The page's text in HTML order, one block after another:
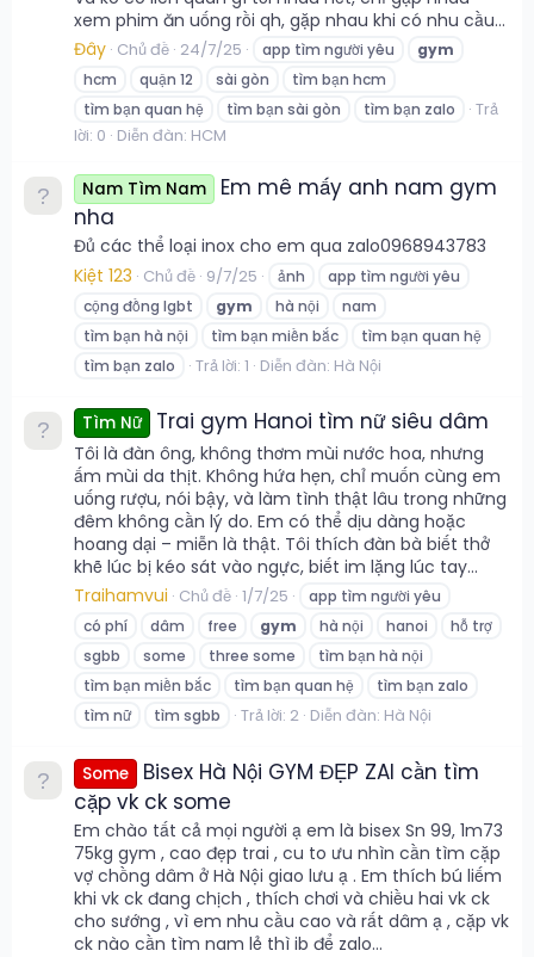
xem phim ăn uống rồi qh, gặp nhau khi có nhu cầu...
Đây Chủ đề 24/7/25 app tìm người yêu
gym
hcm
quận 12 sài gòn
tìm bạn hcm
tìm bạn quan hệ
tìm bạn sài gòn tìm bạn zalo
Trả
lời: 0 Diễn đàn: HCM
Nam Tìm Nam
Em mê mấy anh nam gym
nha
Đủ các thể loại inox cho em qua zalo0968943783
Kiệt 123 Chủ đề 9/7/25 ảnh
app tìm người yêu
cộng đồng lgbt
gym hà nội
nam
tìm bạn hà nội
tìm bạn miền bắc
tìm bạn quan hệ
tìm bạn zalo
Trả lời: 1 Diễn đàn: Hà Nội
Tìm Nữ Trai gym Hanoi tìm nữ siêu dâm
Tôi là đàn ông, không thơm mùi nước hoa, nhưng
ấm mùi da thịt. Không hứa hẹn, chỉ muốn cùng em
uống rượu, nói bậy, và làm tình thật lâu trong những
đêm không cần lý do. Em có thể dịu dàng hoặc
hoang dại – miễn là thật. Tôi thích đàn bà biết thở
khẽ lúc bị kéo sát vào ngực, biết im lặng lúc tay...
Traihamvui Chủ đề 1/7/25
app tìm người yêu
có phí
dâm free gym hà nội hanoi
hỗ trợ
sgbb
some three some
tìm bạn hà nội
tìm bạn miền bắc
tìm bạn quan hệ
tìm bạn zalo
tìm nữ
tìm sgbb Trả lời: 2 Diễn đàn: Hà Nội
Some
Bisex Hà Nội GYM ĐẸP ZAI cần tìm
cặp vk ck some
Em chào tất cả mọi người ạ em là bisex Sn 99, 1m73
75kg gym , cao đẹp trai , cu to ưu nhìn cần tìm cặp
vợ chồng dâm ở Hà Nội giao lưu ạ . Em thích bú liếm
khi vk ck đang chịch , thích chơi và chiều hai vk ck
cho sướng , vì em nhu cầu cao và rất dâm ạ , cặp vk
ck nào cần tìm nam lẻ thì ib để zalo...